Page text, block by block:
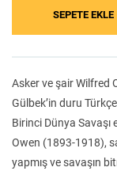
Klasik
Asker ve şair Wilfred
Gülbek’in duru
Birinci Dünya Savaşı
Owen (1893-1918),
yapmış ve savaşın